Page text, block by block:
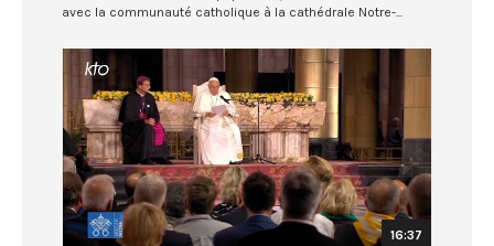
avec la communauté catholique à la cathédrale Notre-...
16:37